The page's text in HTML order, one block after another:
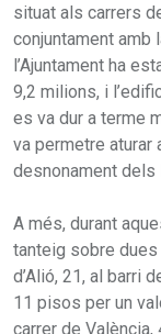
situat als carrers
conjuntament amb
l’Ajuntament ha
9,2 milions, i
es va dur a terme
va permetre
desnonament dels
A més, durant
tanteig sobre
d’Alió, 21, al barri
11 pisos per un
carrer de